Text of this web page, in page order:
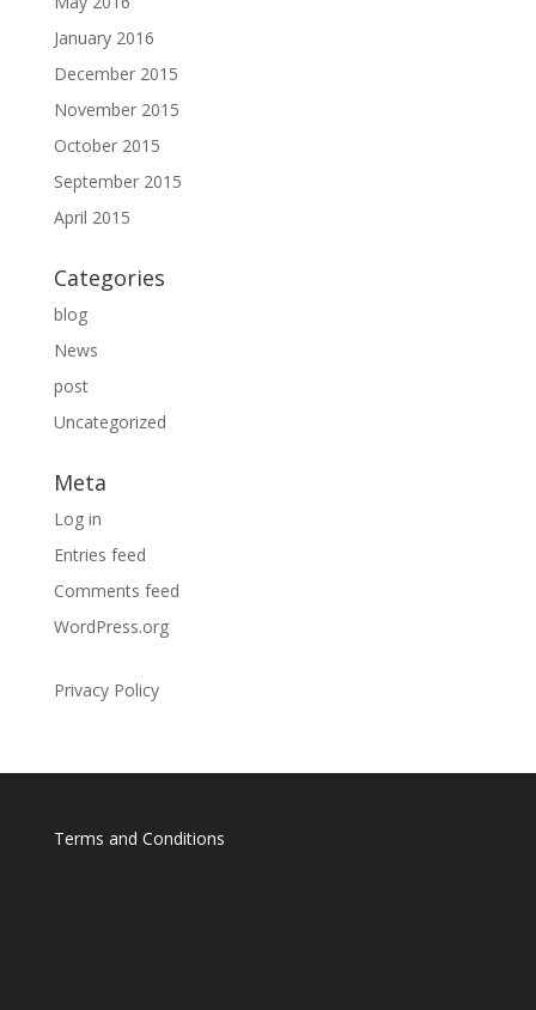
January 2016
December 2015
November 2015
October 2015
September 2015
April 2015
Categories
blog
News
post
Uncategorized
Meta
Log in
Entries feed
Comments feed
WordPress.org
Privacy Policy
Terms and Conditions